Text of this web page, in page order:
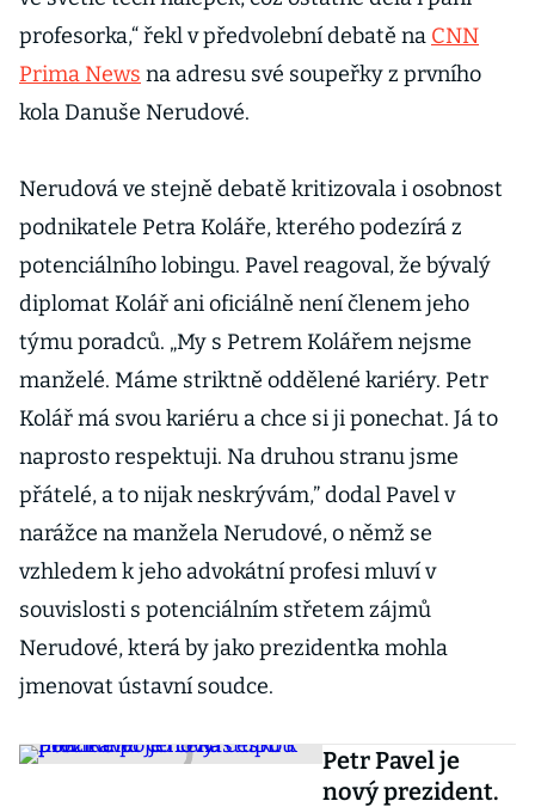
profesorka,“ řekl v předvolební debatě na CNN
Prima News na adresu své soupeřky z prvního
kola Danuše Nerudové.
Nerudová ve stejně debatě kritizovala i osobnost
podnikatele Petra Koláře, kterého podezírá z
potenciálního lobingu. Pavel reagoval, že bývalý
diplomat Kolář ani oficiálně není členem jeho
týmu poradců. „My s Petrem Kolářem nejsme
manželé. Máme striktně oddělené kariéry. Petr
Kolář má svou kariéru a chce si ji ponechat. Já to
naprosto respektuji. Na druhou stranu jsme
přátelé, a to nijak neskrývám,” dodal Pavel v
narážce na manžela Nerudové, o němž se
vzhledem k jeho advokátní profesi mluví v
souvislosti s potenciálním střetem zájmů
Nerudové, která by jako prezidentka mohla
jmenovat ústavní soudce.
Petr Pavel je
nový prezident.